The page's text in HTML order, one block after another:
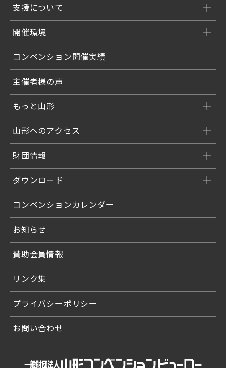
支援について
開催環境
コンベンション開催実績
主催者様の声
もっと山形
山形へのアクセス
財団情報
ダウンロード
コンベンションカレンダー
お知らせ
賛助会員情報
リンク集
プライバシーポリシー
お問い合わせ